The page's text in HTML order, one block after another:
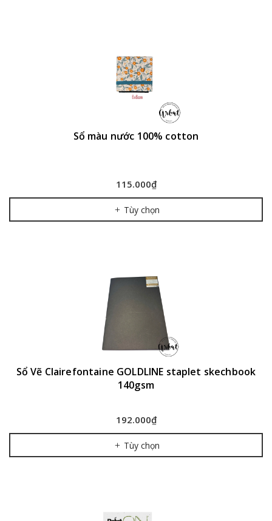
Sổ màu nước 100% cotton
115.000₫
Tùy chọn
Sổ Vẽ Clairefontaine GOLDLINE staplet skechbook
140gsm
192.000₫
Tùy chọn